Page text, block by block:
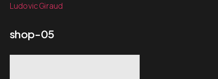
Ludovic Giraud
shop-05